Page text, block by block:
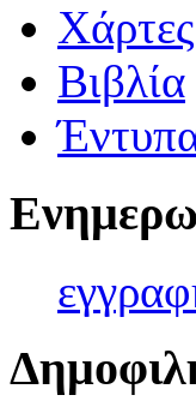
Χάρτες
Βιβλία
εγγρα